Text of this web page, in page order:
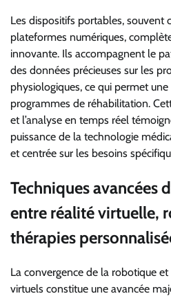
Les dispositifs portables, souvent
plateformes numériques,
innovante. Ils accompagnent le
des données précieuses sur les
physiologiques, ce qui permet
programmes de réhabilitation.
et l’analyse en temps réel
puissance de la technologie
et centrée sur les besoins
Techniques avancées
entre réalité virtuelle,
thérapies
La convergence de la robotique
virtuels constitue une avancée